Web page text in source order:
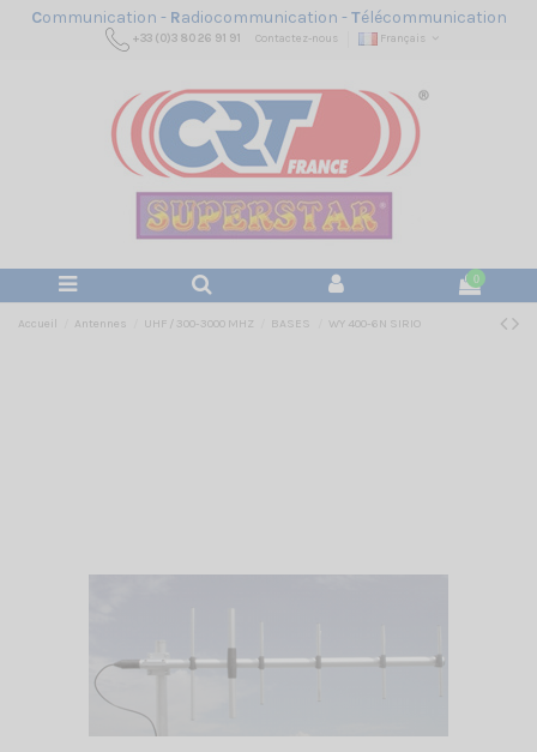
Communication - Radiocommunication -Télécommunication
+33 (0)3 80 26 91 91 Contactez-nous Français
0
Accueil Antennes UHF / 300-3000 MHZ BASES WY 400-6N SIRIO